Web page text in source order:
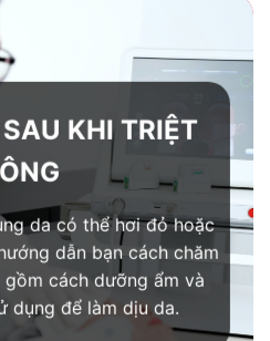
KHI TRIỆT
da có thể hơi đỏ hoặc
dẫn bạn cách chăm
cách dưỡng ẩm và
dụng để làm dịu da.